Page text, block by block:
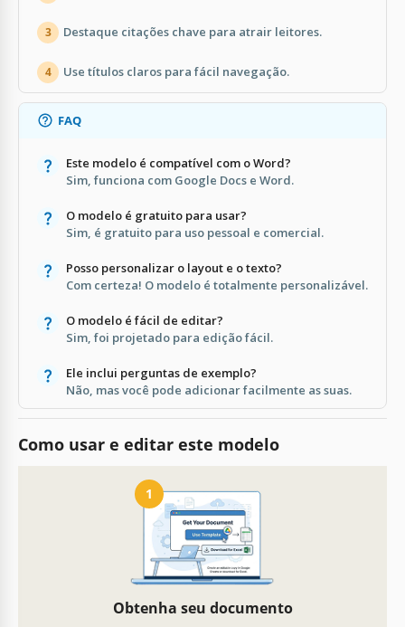
3 Destaque citações chave para atrair leitores.
4 Use títulos claros para fácil navegação.
FAQ
Este modelo é compatível com o Word?
Sim, funciona com Google Docs e Word.
O modelo é gratuito para usar?
Sim, é gratuito para uso pessoal e comercial.
Posso personalizar o layout e o texto?
Com certeza! O modelo é totalmente personalizável.
O modelo é fácil de editar?
Sim, foi projetado para edição fácil.
Ele inclui perguntas de exemplo?
Não, mas você pode adicionar facilmente as suas.
Como usar e editar este modelo
1
Obtenha seu documento